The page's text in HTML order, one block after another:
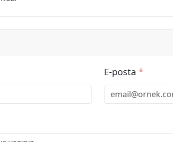
E-posta *